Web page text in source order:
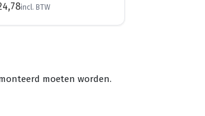
incl. BTW
moeten worden.